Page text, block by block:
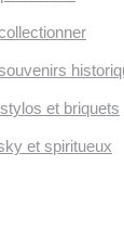
et briquets
et spiritueux